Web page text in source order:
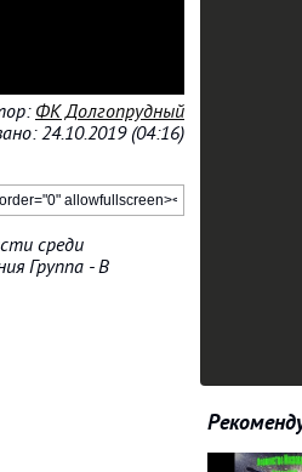
ФК Долгопрудный
24.10.2019 (04:16)
среди
Группа - В